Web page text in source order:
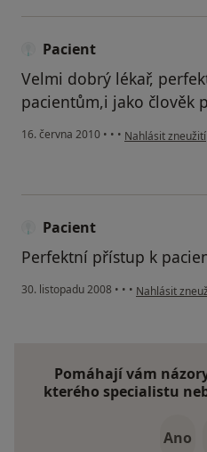
Pacient
Velmi dobrý lékař,
pacientům,i jako člověk
16. června 2010 • • • podle názoru
Nahlásit zneužití
Pacient
Perfektní přístup k
30. listopadu 2008 • • • podle názoru
Nahlásit
Pomáhají vám
kterého specialistu
Ano